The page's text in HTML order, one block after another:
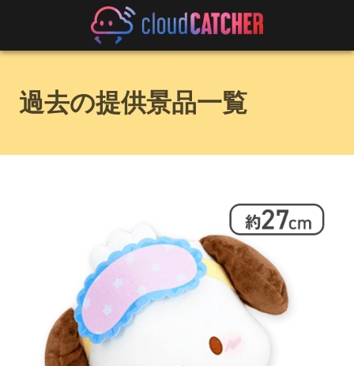
過去の提供景品一覧